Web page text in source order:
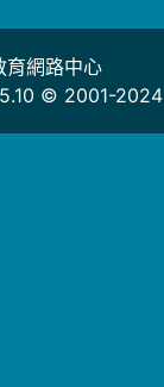
育網路中心
© 2001-2024